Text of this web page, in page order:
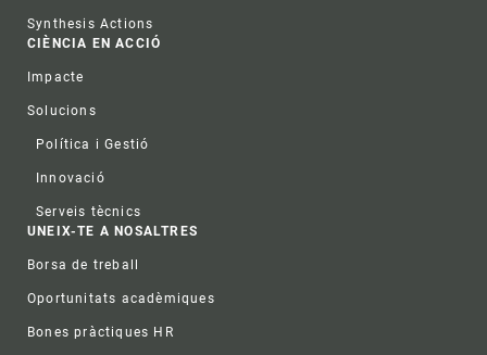
Synthesis Actions
CIÈNCIA EN ACCIÓ
Impacte
Solucions
Política i Gestió
Innovació
Serveis tècnics
UNEIX-TE A NOSALTRES
Borsa de treball
Oportunitats acadèmiques
Bones pràctiques HR